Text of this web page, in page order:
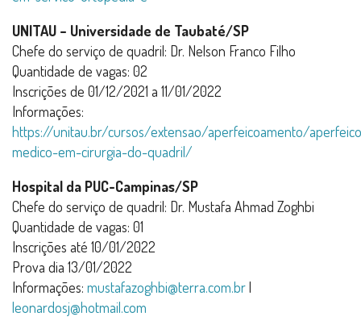
UNITAU – Universidade de Taubaté/SP
Chefe do serviço de quadril: Dr. Nelson Franco Filho
Quantidade de vagas: 02
Inscrições de 01/12/2021 a 11/01/2022
Informações:
https://unitau.br/cursos/extensao/aperfeicoamento/
medico-em-cirurgia-do-quadril/
Hospital da PUC-Campinas/SP
Chefe do serviço de quadril: Dr. Mustafa Ahmad Zoghbi
Quantidade de vagas: 01
Inscrições até 10/01/2022
Prova dia 13/01/2022
Informações: mustafazoghbi@terra.com.br|
leonardosj@hotmail.com